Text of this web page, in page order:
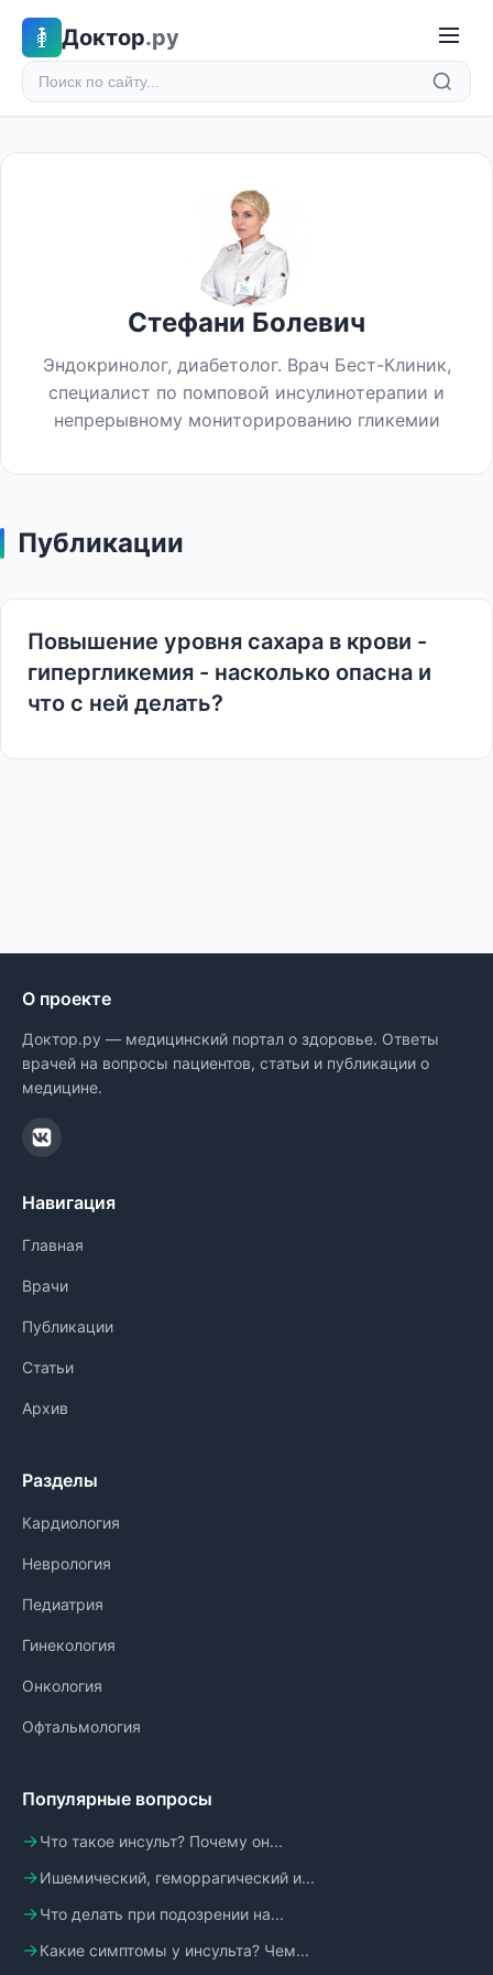
Доктор.ру
Стефани Болевич
Эндокринолог, диабетолог. Врач Бест-Клиник,
специалист по помповой инсулинотерапии и
непрерывному мониторированию гликемии
Публикации
Повышение уровня сахара в крови -
гипергликемия - насколько опасна и
что с ней делать?
О проекте
Доктор.ру — медицинский портал о здоровье. Ответы
врачей на вопросы пациентов, статьи и публикации о
медицине.
Навигация
Главная
Врачи
Публикации
Статьи
Архив
Разделы
Кардиология
Неврология
Педиатрия
Гинекология
Онкология
Офтальмология
Популярные вопросы
Что такое инсульт? Почему он...
Ишемический, геморрагический и...
Что делать при подозрении на...
Какие симптомы у инсульта? Чем...